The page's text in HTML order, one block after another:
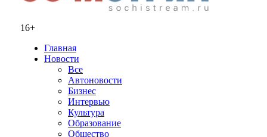
16+
Главная
Новости
Все
Автоновости
Бизнес
Интервью
Культура
Образование
Общество